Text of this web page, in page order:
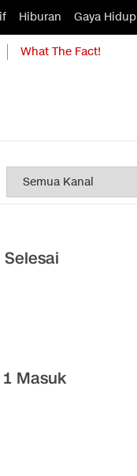
Hiburan Gaya Hidup
What The Fact!
Masuk